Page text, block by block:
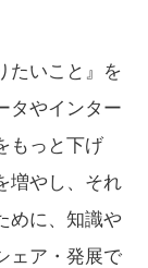
たいこと』を
タやインター
もっと下げ
増やし、それ
めに、知識や
ェア・発展で